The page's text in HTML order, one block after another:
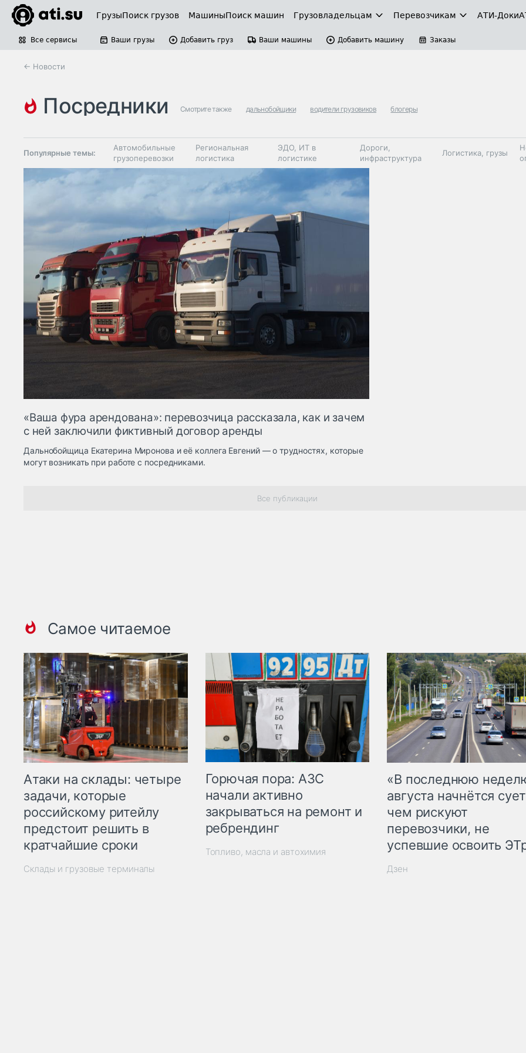
ГрузыПоиск грузов МашиныПоиск машин Грузовладельцам Перевозчикам АТИ-Доки
Все сервисы Ваши грузы Добавить груз Ваши машины Добавить машину Заказы
← Новости
посредники Смотрите также дальнобойщики водители грузовиков блогеры
Популярные темы:
Автомобильные
грузоперевозки
Региональная
логистика
ЭДО, ИТ в
логистике
Дороги,
инфраструктура
Логистика, грузы
терминалы
Спецтехника
«Ваша фура арендована»: перевозчица рассказала, как и зачем
с ней заключили фиктивный договор аренды
Дальнобойщица Екатерина Миронова и её коллега Евгений — о трудностях, которые
могут возникать при работе с посредниками.
Все публикации
Самое читаемое
Атаки на склады: четыре
задачи, которые
российскому ритейлу
предстоит решить в
кратчайшие сроки
Склады и грузовые терминалы
Горючая пора: АЗС
начали активно
закрываться на ремонт и
ребрендинг
Топливо, масла и автохимия
«В последнюю
августа начнётся
чем рискуют
перевозчики, не
успевшие освоить
Дзен